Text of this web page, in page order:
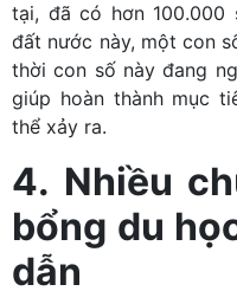
tại, đã có hơn
đất nước này, một con
thời con số này đang
giúp hoàn thành mục
thể xảy ra.
4. Nhiều
bổng du
dẫn